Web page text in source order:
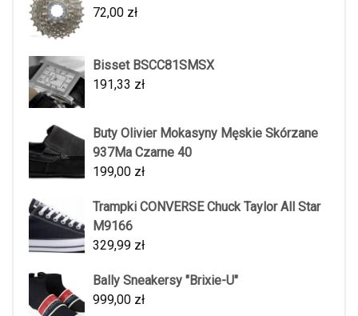
72,00 zł
Bisset BSCC81SMSX
191,33 zł
Buty Olivier Mokasyny Męskie Skórzane
937Ma Czarne 40
199,00 zł
Trampki CONVERSE Chuck Taylor All Star
M9166
329,99 zł
Bally Sneakersy "Brixie-U"
999,00 zł